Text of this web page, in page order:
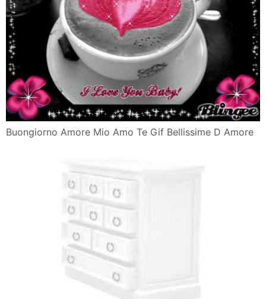
Buongiorno Amore Mio Amo Te Gif Bellissime D Amore